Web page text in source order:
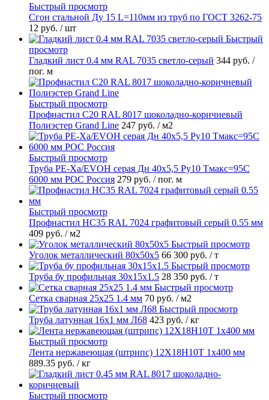
Быстрый просмотр
Сгон стальной Ду 15 L=110мм из труб по ГОСТ 3262-75
12 руб. / шт
Быстрый
просмотр
Гладкий лист 0.4 мм RAL 7035 светло-серый 344 руб. /
пог. м
Быстрый просмотр
Профнастил С20 RAL 8017 шоколадно-коричневый
Полиэстер Grand Line 247 руб. / м2
Быстрый просмотр
Труба PE-Xa/EVOH серая Дн 40х5,5 Ру10 Тмакс=95C
6000 мм РОС Россия 279 руб. / пог. м
Быстрый просмотр
Профнастил НС35 RAL 7024 графитовый серый 0.55 мм
409 руб. / м2
Быстрый просмотр
Уголок металлический 80х50х5 66 300 руб. / т
Быстрый просмотр
Труба бу профильная 30х15х1.5 28 350 руб. / т
Быстрый просмотр
Сетка сварная 25х25 1.4 мм 70 руб. / м2
Быстрый просмотр
Труба латунная 16х1 мм Л68 423 руб. / кг
Быстрый просмотр
Лента нержавеющая (штрипс) 12Х18Н10Т 1х400 мм
889.35 руб. / кг
Быстрый просмотр